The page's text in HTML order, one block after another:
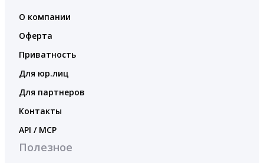
О компании
Оферта
Приватность
Для юр.лиц
Для партнеров
Контакты
API / MCP
Полезное